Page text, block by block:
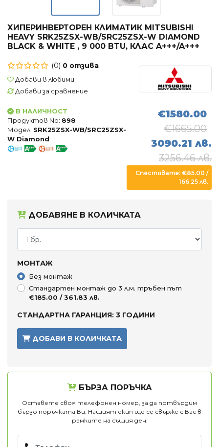
Термопомпи въздух - вода
ГРИЖА ЗА ВЪЗДУХА
ХИПЕРИНВЕРТОРЕН КЛИМАТИК MITSUBISHI
HEAVY SRK25ZSX-WB/SRC25ZSX-W DIAMOND
BLACK & WHITE , 9 000 BTU, КЛАС A+++/A+++
(0) 0 отзива
Добави в любими
Добави за сравнение
В НАЛИЧНОСТ
Продуктов No: 898
Модел: SRK25ZSX-WB/SRC25ZSX-
W Diamond
€1580.00
€1665.00
3090.21 лв.
3256.46 лв.
Спестявате: €85.00 /
166.25 лв.
ДОБАВЯНЕ В КОЛИЧКАТА
МОНТАЖ
Без монтаж
Стандартен монтаж до 3 л.м. тръбен път
€185.00 / 361.83 лв.
СТАНДАРТНА ГАРАНЦИЯ: 3 ГОДИНИ
ДОБАВИ В КОЛИЧКАТА
БЪРЗА ПОРЪЧКА
Оставете своя телефонен номер, за да потвърдим
бързо поръчката Ви. Нашият екип ще се свърже с Вас в
рамките на същия ден.